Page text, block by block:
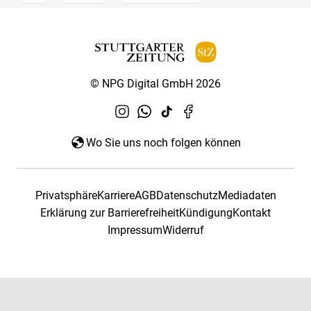
© NPG Digital GmbH 2026
Wo Sie uns noch folgen können
PrivatsphäreKarriereAGBDatenschutzMediadaten
Erklärung zur BarrierefreiheitKündigungKontakt
ImpressumWiderruf